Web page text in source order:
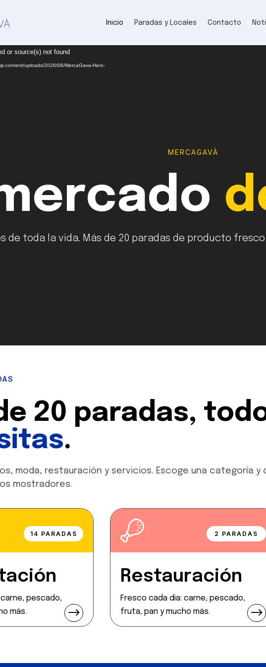
Inicio Paradas y Locales Contacto
MERCAGAVÀ
de toda la vida. Más de 20 paradas de producto
or source(s) not found
content/uploads/2026/06/MercaGava-Hero-
20 paradas,
.
moda, restauración y servicios. Escoge una categoría y
mostradores.
14 PARADAS
pescado,
más.
$
2 PARADAS
Restauración
Fresco cada dia: carne, pescado,
fruta, pan y mucho más.
$